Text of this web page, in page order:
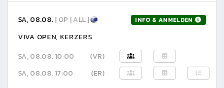
SA, 08.08. | OP | ALL | INFO & ANMELDEN
VIVA OPEN, KERZERS
SA, 08.08. 10:00
(VR)
SA, 08.08. 17:00
(ER)